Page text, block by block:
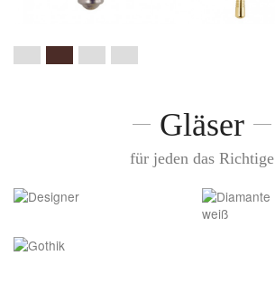
Gläser
für jeden das Richtige